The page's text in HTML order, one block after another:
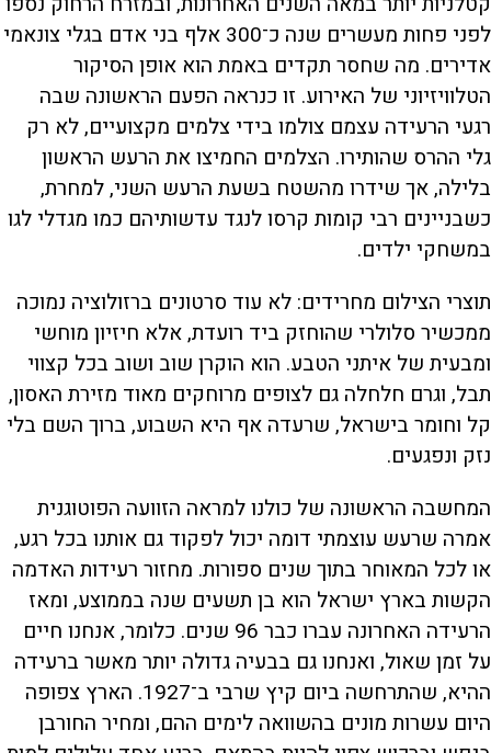
לפני פחות מעשרים שנה כ־300 אלף בני אדם בגלי צונאמי
אדירים. מה שחסר תקדים באמת הוא אופן הסיקור
הטלוויזיוני של האירוע. זו כנראה הפעם הראשונה שבה
רגעי הרעידה עצמם צולמו בידי צלמים מקצועיים, לא רק
גלי ההרס שהותירו. הצלמים החמיצו את הרעש הראשון
בלילה, אך שידרו מהשטח בשעת הרעש השני, למחרת,
כשבניינים רבי קומות קרסו לנגד עדשותיהם כמו מגדלי לגו
במשחקי ילדים.
תוצרי הצילום מחרידים: לא עוד סרטונים ברזולוציה נמוכה
ממכשיר סלולרי שהוחזק ביד רועדת, אלא חיזיון מוחשי
ומבעית של איתני הטבע. הוא הוקרן שוב ושוב בכל קצווי
תבל, וגרם חלחלה גם לצופים מרוחקים מאוד מזירת האסון,
קל וחומר בישראל, שרעדה אף היא השבוע, ברוך השם בלי
נזק ונפגעים.
המחשבה הראשונה של כולנו למראה הזוועה הפוטוגנית
אמרה שרעש עוצמתי דומה יכול לפקוד גם אותנו בכל רגע,
או לכל המאוחר בתוך שנים ספורות. מחזור רעידות האדמה
הקשות בארץ ישראל הוא בן תשעים שנה בממוצע, ומאז
הרעידה האחרונה עברו כבר 96 שנים. כלומר, אנחנו חיים
על זמן שאול, ואנחנו גם בבעיה גדולה יותר מאשר ברעידה
ההיא, שהתרחשה ביום קיץ שרבי ב־1927. הארץ צפופה
היום עשרות מונים בהשוואה לימים ההם, ומחיר החורבן